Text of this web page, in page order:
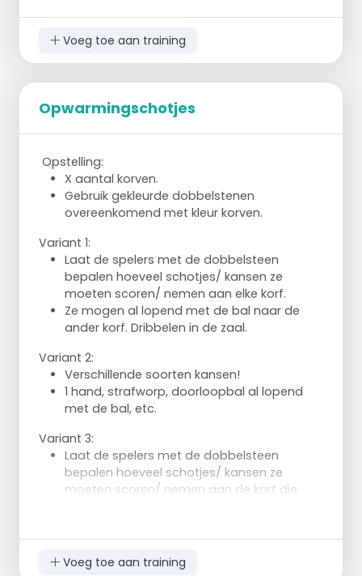
Voeg toe aan training
Opwarmingschotjes
Opstelling:
X aantal korven.
Gebruik gekleurde dobbelstenen
overeenkomend met kleur korven.
Variant 1:
Laat de spelers met de dobbelsteen
bepalen hoeveel schotjes/ kansen ze
moeten scoren/ nemen aan elke korf.
Ze mogen al lopend met de bal naar de
ander korf. Dribbelen in de zaal.
Variant 2:
Verschillende soorten kansen!
1 hand, strafworp, doorloopbal al lopend
met de bal, etc.
Variant 3:
Laat de spelers met de dobbelsteen
bepalen hoeveel schotjes/ kansen ze
moeten scoren/ nemen aan de korf die
Voeg toe aan training